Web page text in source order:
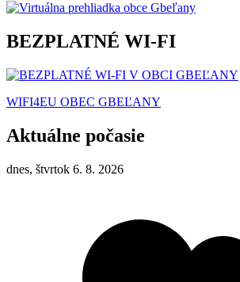
BEZPLATNÉ WI-FI
WIFI4EU OBEC GBEĽANY
Aktuálne počasie
dnes, štvrtok 6. 8. 2026